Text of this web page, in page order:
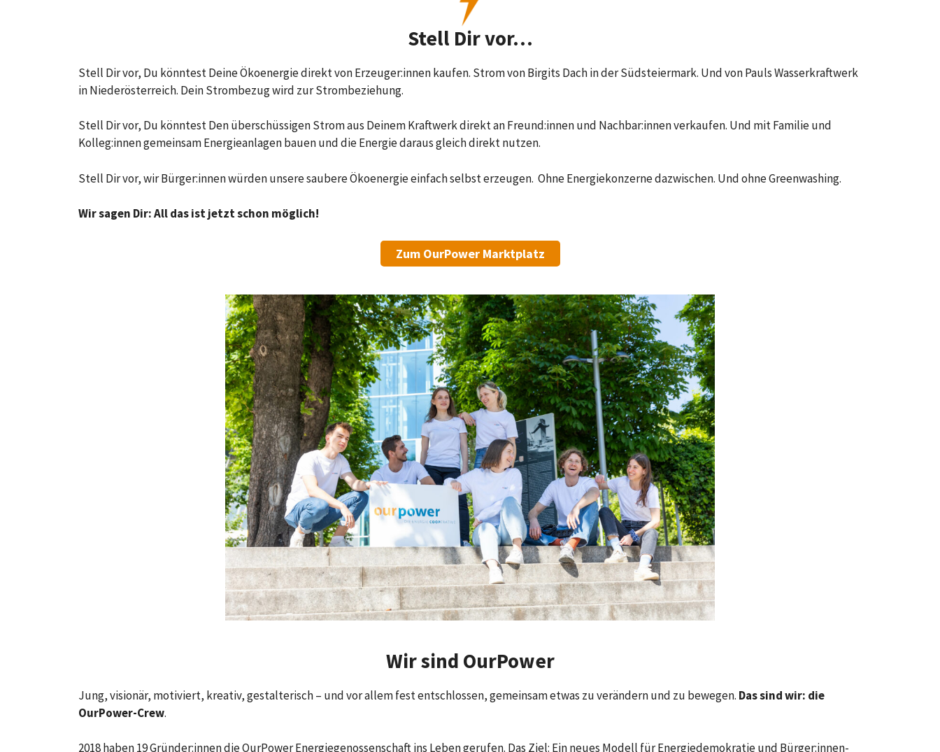
Stell Dir vor…
Stell Dir vor, Du könntest Deine Ökoenergie direkt von Erzeuger:innen kaufen. Strom von Birgits Dach in der Südsteiermark. Und von Pauls Wasserkraftwerk
in Niederösterreich. Dein Strombezug wird zur Strombeziehung.
Stell Dir vor, Du könntest Den überschüssigen Strom aus Deinem Kraftwerk direkt an Freund:innen und Nachbar:innen verkaufen. Und mit Familie und
Kolleg:innen gemeinsam Energieanlagen bauen und die Energie daraus gleich direkt nutzen.
Stell Dir vor, wir Bürger:innen würden unsere saubere Ökoenergie einfach selbst erzeugen. Ohne Energiekonzerne dazwischen. Und ohne Greenwashing.
Wir sagen Dir: All das ist jetzt schon möglich!
Zum OurPower Marktplatz
Wir sind OurPower
Jung, visionär, motiviert, kreativ, gestalterisch – und vor allem fest entschlossen, gemeinsam etwas zu verändern und zu bewegen. Das sind wir: die
OurPower-Crew.
2018 haben 19 Gründer:innen die OurPower Energiegenossenschaft ins Leben gerufen. Das Ziel: Ein neues Modell für Energiedemokratie und Bürger:innen-